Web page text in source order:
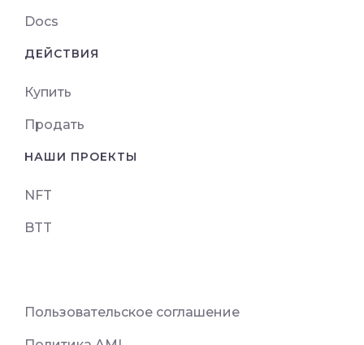
Docs
ДЕЙСТВИЯ
Купить
Продать
НАШИ ПРОЕКТЫ
NFT
BTT
Пользовательское соглашение